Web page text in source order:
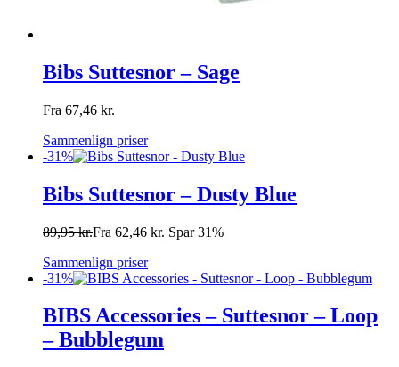
Bibs Suttesnor – Sage
Fra 67,46 kr.
Sammenlign priser
-31%
Bibs Suttesnor – Dusty Blue
89,95kr.Fra 62,46 kr. Spar 31%
Sammenlign priser
-31%
BIBS Accessories – Suttesnor – Loop
– Bubblegum